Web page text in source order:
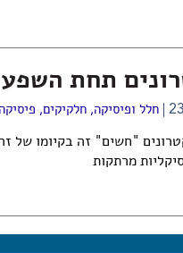
תחת
חלל ופיסיקה,חלקיקים,
"חשים" זה בקיומו של
מרתקות